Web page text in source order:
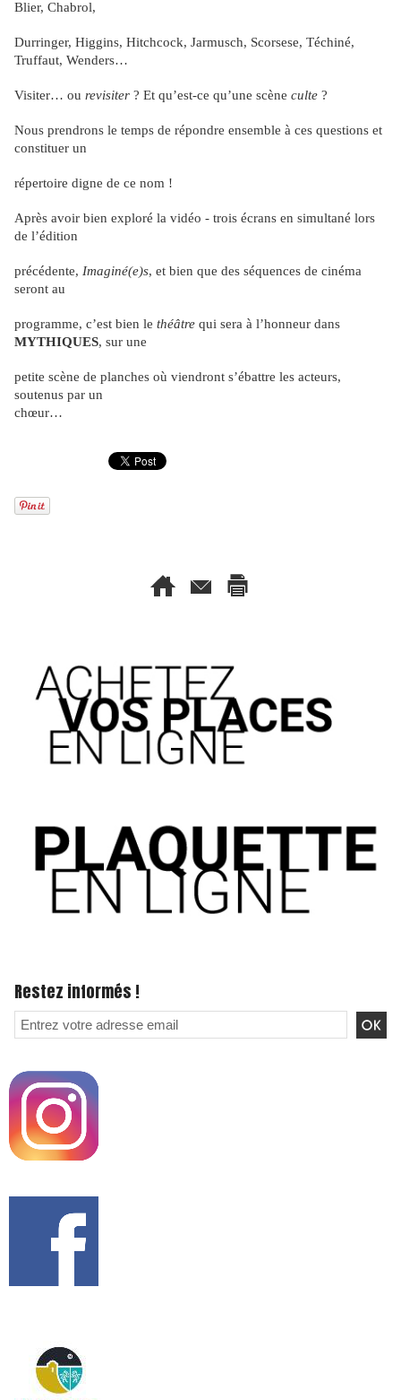
Blier, Chabrol,
Durringer, Higgins, Hitchcock, Jarmusch, Scorsese, Téchiné,
Truffaut, Wenders…
Visiter… ou revisiter ? Et qu’est-ce qu’une scène culte ?
Nous prendrons le temps de répondre ensemble à ces questions et
constituer un
répertoire digne de ce nom !
Après avoir bien exploré la vidéo - trois écrans en simultané lors
de l’édition
précédente, Imaginé(e)s, et bien que des séquences de cinéma
seront au
programme, c’est bien le théâtre qui sera à l’honneur dans
MYTHIQUES, sur une
petite scène de planches où viendront s’ébattre les acteurs,
soutenus par un
chœur…
Restez informés !